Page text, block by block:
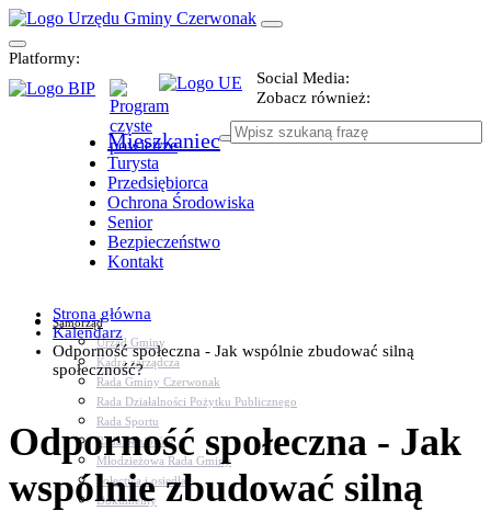
Platformy:
Social Media:
Zobacz również:
Mieszkaniec
Turysta
Przedsiębiorca
Ochrona Środowiska
Senior
Bezpieczeństwo
Kontakt
Samorząd
Urząd Gminy
Kadra zarządcza
Rada Gminy Czerwonak
Rada Działalności Pożytku Publicznego
Rada Sportu
Rada Seniorów
Młodzieżowa Rada Gminy
Sołectwa i osiedla
Dokumenty
Strona główna
Kalendarz
Odporność społeczna - Jak wspólnie zbudować silną
społeczność?
Odporność społeczna - Jak
wspólnie zbudować silną